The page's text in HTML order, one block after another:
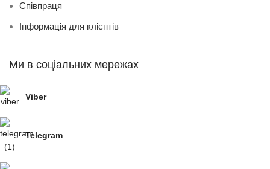
Співпраця
Інформація для клієнтів
Ми в соціальних мережах
Viber
Telegram